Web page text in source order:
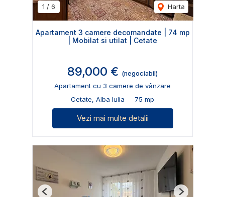
1 / 6 Harta
Apartament 3 camere decomandate | 74 mp
| Mobilat si utilat | Cetate
89,000 € (negociabil)
Apartament cu 3 camere de vânzare
Cetate, Alba Iulia
75 mp
Vezi mai multe detalii